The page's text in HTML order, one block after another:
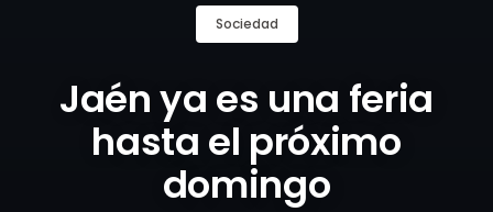
Sociedad
Jaén ya es una feria
hasta el próximo
domingo